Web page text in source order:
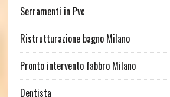
Serramenti in Pvc
Ristrutturazione bagno Milano
Pronto intervento fabbro Milano
Dentista